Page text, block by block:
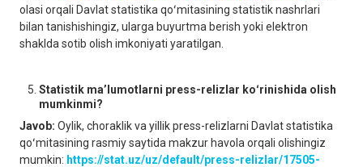
olasi orqali Davlat statistika qoʻmitasining statistik nashrlari
bilan tanishishingiz, ularga buyurtma berish yoki elektron
shaklda sotib olish imkoniyati yaratilgan.
Statistik maʼlumotlarni press-relizlar koʻrinishida olish
mumkinmi?
Javob: Oylik, choraklik va yillik press-relizlarni Davlat statistika
qoʻmitasining rasmiy saytida makzur havola orqali olishingiz
mumkin: https://stat.uz/uz/default/press-relizlar/17505-